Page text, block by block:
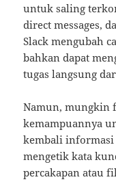
untuk saling
direct messages,
Slack mengubah
bahkan dapat
tugas langsung
Namun, mungkin
kemampuannya
kembali informasi
mengetik kata
percakapan atau